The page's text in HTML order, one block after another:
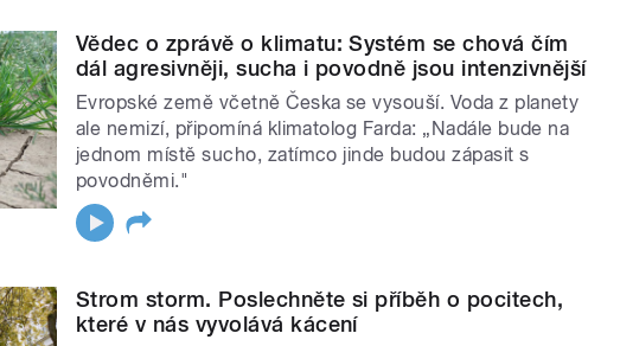
Vědec o zprávě o klimatu: Systém se chová čím
dál agresivněji, sucha i povodně jsou intenzivnější
Evropské země včetně Česka se vysouší. Voda z planety
ale nemizí, připomíná klimatolog Farda: „Nadále bude na
jednom místě sucho, zatímco jinde budou zápasit s
povodněmi."
Strom storm. Poslechněte si příběh o pocitech,
které v nás vyvolává kácení